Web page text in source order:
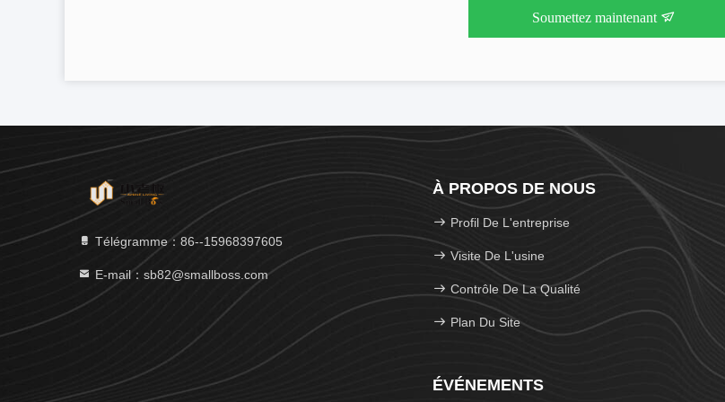
Soumettez maintenant
Télégramme：86--15968397605
E-mail：sb82@smallboss.com
À PROPOS DE NOUS
Profil De L'entreprise
Visite De L'usine
Contrôle De La Qualité
Plan Du Site
ÉVÉNEMENTS